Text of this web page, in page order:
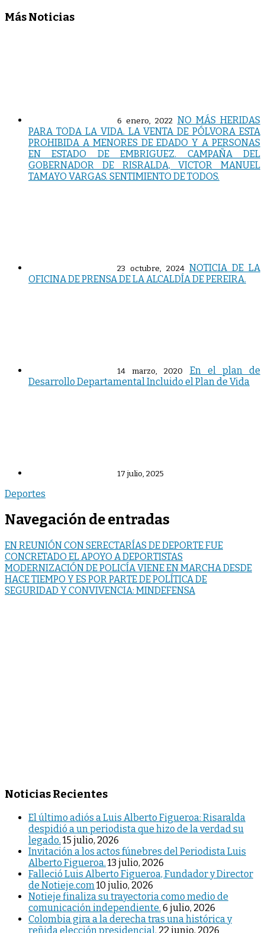
Más Noticias
6 enero, 2022 NO MÁS HERIDAS
PARA TODA LA VIDA. LA VENTA DE PÓLVORA ESTA
PROHIBIDA A MENORES DE EDADO Y A PERSONAS
EN ESTADO DE EMBRIGUEZ. CAMPAÑA DEL
GOBERNADOR DE RISRALDA, VICTOR MANUEL
TAMAYO VARGAS. SENTIMIENTO DE TODOS.
23 octubre, 2024 NOTICIA DE LA
OFICINA DE PRENSA DE LA ALCALDÍA DE PEREIRA.
14 marzo, 2020
En el plan de
Desarrollo Departamental Incluido el Plan de Vida
17 julio, 2025
Deportes
Navegación de entradas
EN REUNIÓN CON SERECTARÍAS DE DEPORTE FUE
CONCRETADO EL APOYO A DEPORTISTAS
MODERNIZACIÓN DE POLICÍA VIENE EN MARCHA DESDE
HACE TIEMPO Y ES POR PARTE DE POLÍTICA DE
SEGURIDAD Y CONVIVENCIA: MINDEFENSA
Noticias Recientes
El último adiós a Luis Alberto Figueroa: Risaralda
despidió a un periodista que hizo de la verdad su
legado. 15 julio, 2026
Invitación a los actos fúnebres del Periodista Luis
Alberto Figueroa. 13 julio, 2026
Falleció Luis Alberto Figueroa, Fundador y Director
de Notieje.com 10 julio, 2026
Notieje finaliza su trayectoria como medio de
comunicación independiente. 6 julio, 2026
Colombia gira a la derecha tras una histórica y
reñida elección presidencial. 22 junio, 2026